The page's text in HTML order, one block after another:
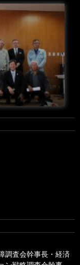
マ
調査会幹事長・経済